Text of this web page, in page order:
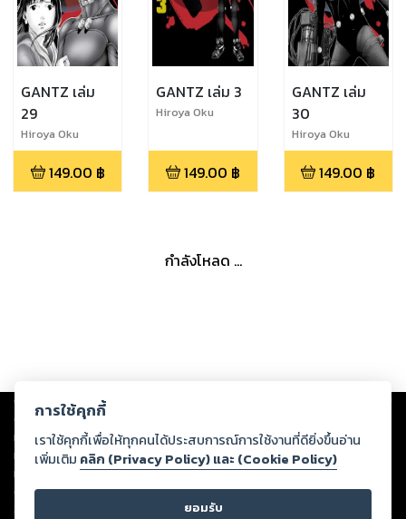
GANTZ เล่ม
29
Hiroya Oku
149.00 ฿
GANTZ เล่ม 3
Hiroya Oku
149.00 ฿
GANTZ เล่ม
30
Hiroya Oku
149.00 ฿
กำลังโหลด ...
Copyright © 2026
ต่อผลงานหรือเนื้อหาใดที่อัปโหลดผ่านเว็บไซต์และปรากฏว่าละเมิดสิทธิใน
ทรัพย์สินทางปัญญาของบุคคลอื่นหรือขัดต่อกฎหมายและศีลธรรม ดังนั้น ผู้อ่าน
ทุกท่านโปรดใช้วิจารณญาณในการกลั่นกรองด้วยตนเอง และหากท่านพบว่าส่วน
หนึ่งส่วนใดขัดต่อกฎหมายและศีลธรรม กรุณาแจ้งมายังบริษัท เพื่อทีมงานจะได้
ดำเนินการในทันที ทั้งนี้ ทางสตอรี่ล็อกขอสงวนลิขสิทธิ์ตามพระราชบัญญัติ
ลิขสิทธิ์ พ.ศ. 2537 (ฉบับล่าสุด)
การใช้คุกกี้
เราใช้คุกกี้เพื่อให้ทุกคนได้ประสบการณ์การใช้งานที่ดียิ่งขึ้นอ่าน
เพิ่มเติม คลิก (Privacy Policy) และ (Cookie Policy)
ยอมรับ